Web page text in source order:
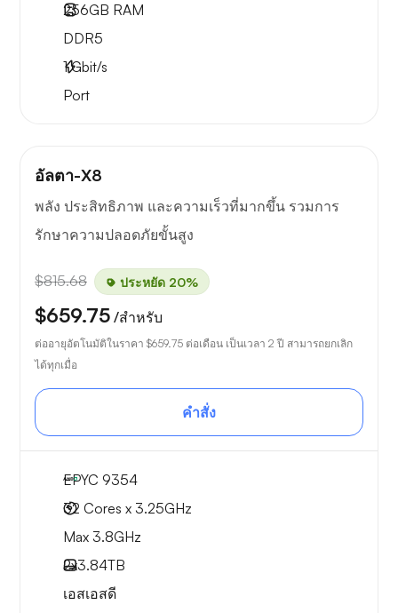
256GB RAM
DDR5
1Gbit/s
Port
อัลตา-X8
พลัง ประสิทธิภาพ และความเร็วที่มากขึ้น รวมการ
รักษาความปลอดภัยขั้นสูง
$815.68 ประหยัด 20%
$659.75 /สำหรับ
ต่ออายุอัตโนมัติในราคา $659.75 ต่อเดือน เป็นเวลา 2 ปี สามารถยกเลิก
ได้ทุกเมื่อ
คำสั่ง
EPYC 9354
32 Cores x 3.25GHz
Max 3.8GHz
2x3.84TB
เอสเอสดี